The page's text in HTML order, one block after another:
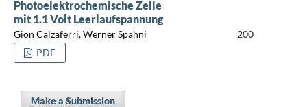
Photoelektrochemische Zelle
mit 1.1 Volt Leerlaufspannung
Gion Calzaferri, Werner Spahni
200
PDF
Make a Submission